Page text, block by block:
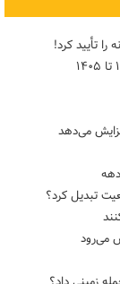
تأیید کرد!
می‌دهد
تبدیل کرد؟
می‌رود